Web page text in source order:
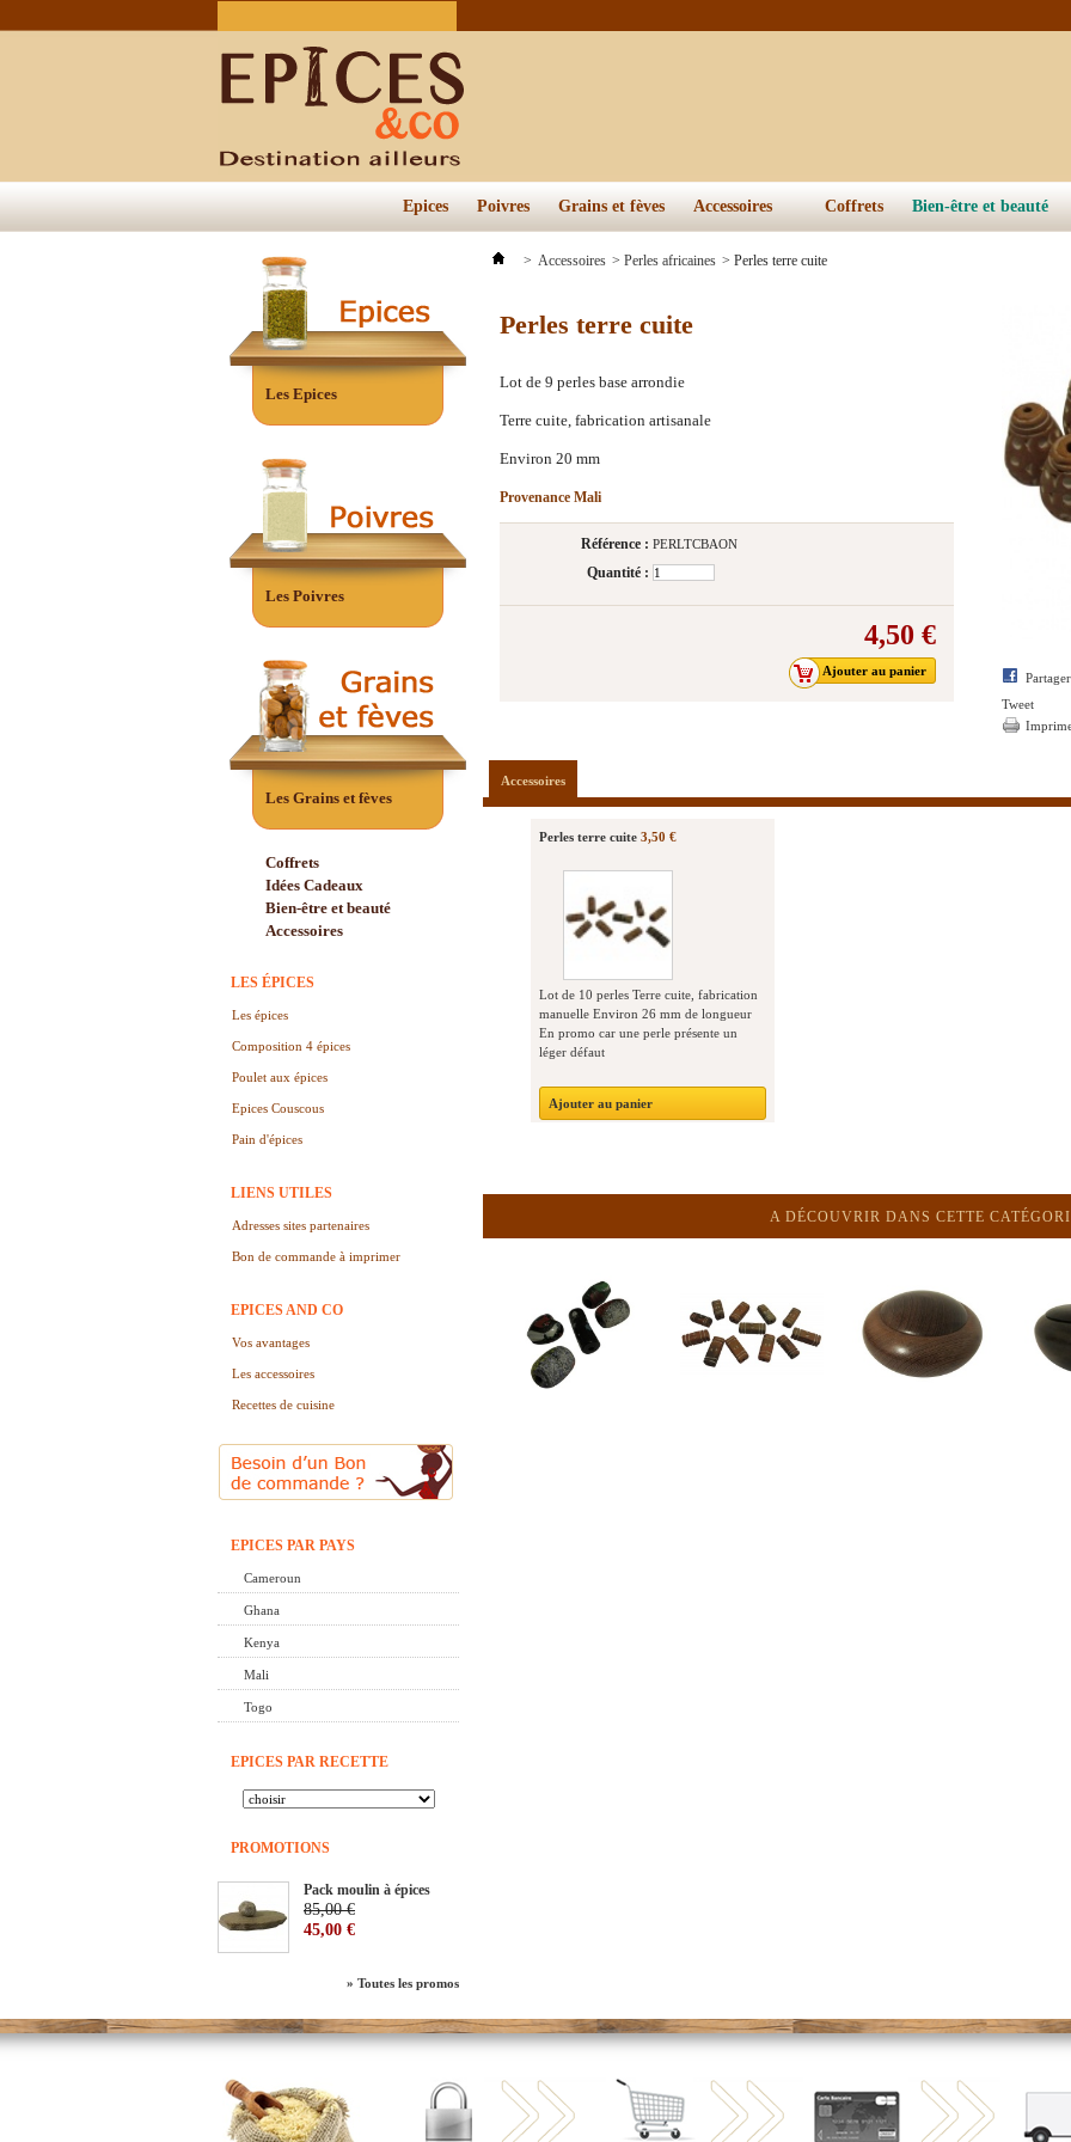
Epices Poivres Grains et fèves Accessoires Coffrets Bien-être et beauté
Les Epices
Les Poivres
Les Grains et fèves
Coffrets
Idées Cadeaux
Bien-être et beauté
Accessoires
LES ÉPICES
Les épices
Composition 4 épices
Poulet aux épices
Epices Couscous
Pain d'épices
LIENS UTILES
Adresses sites partenaires
Bon de commande à imprimer
EPICES AND CO
Vos avantages
Les accessoires
Recettes de cuisine
EPICES PAR PAYS
Cameroun
Ghana
Kenya
Mali
Togo
EPICES PAR RECETTE
PROMOTIONS
Pack moulin à épices
85,00 €
45,00 €
» Toutes les promos
> Accessoires > Perles africaines > Perles terre cuite
Perles terre cuite
Lot de 9 perles base arrondie
Terre cuite, fabrication artisanale
Environ 20 mm
Provenance Mali
Référence : PERLTCBAON
Quantité :
4,50 €
Tweet
Accessoires
Perles terre cuite 3,50 €
Lot de 10 perles Terre cuite, fabrication
manuelle Environ 26 mm de longueur
En promo car une perle présente un
léger défaut
Ajouter au panier
A DÉCOUVRIR DANS CETTE